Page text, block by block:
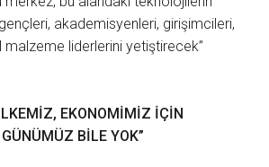
akademisyenleri, girişimcileri,
malzeme liderlerini yetiştirecek”
EKONOMİMİZ İÇİN
BİLE YOK”